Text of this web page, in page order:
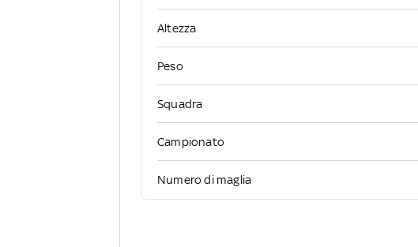
Altezza
Peso
Squadra
Campionato
Numero di maglia